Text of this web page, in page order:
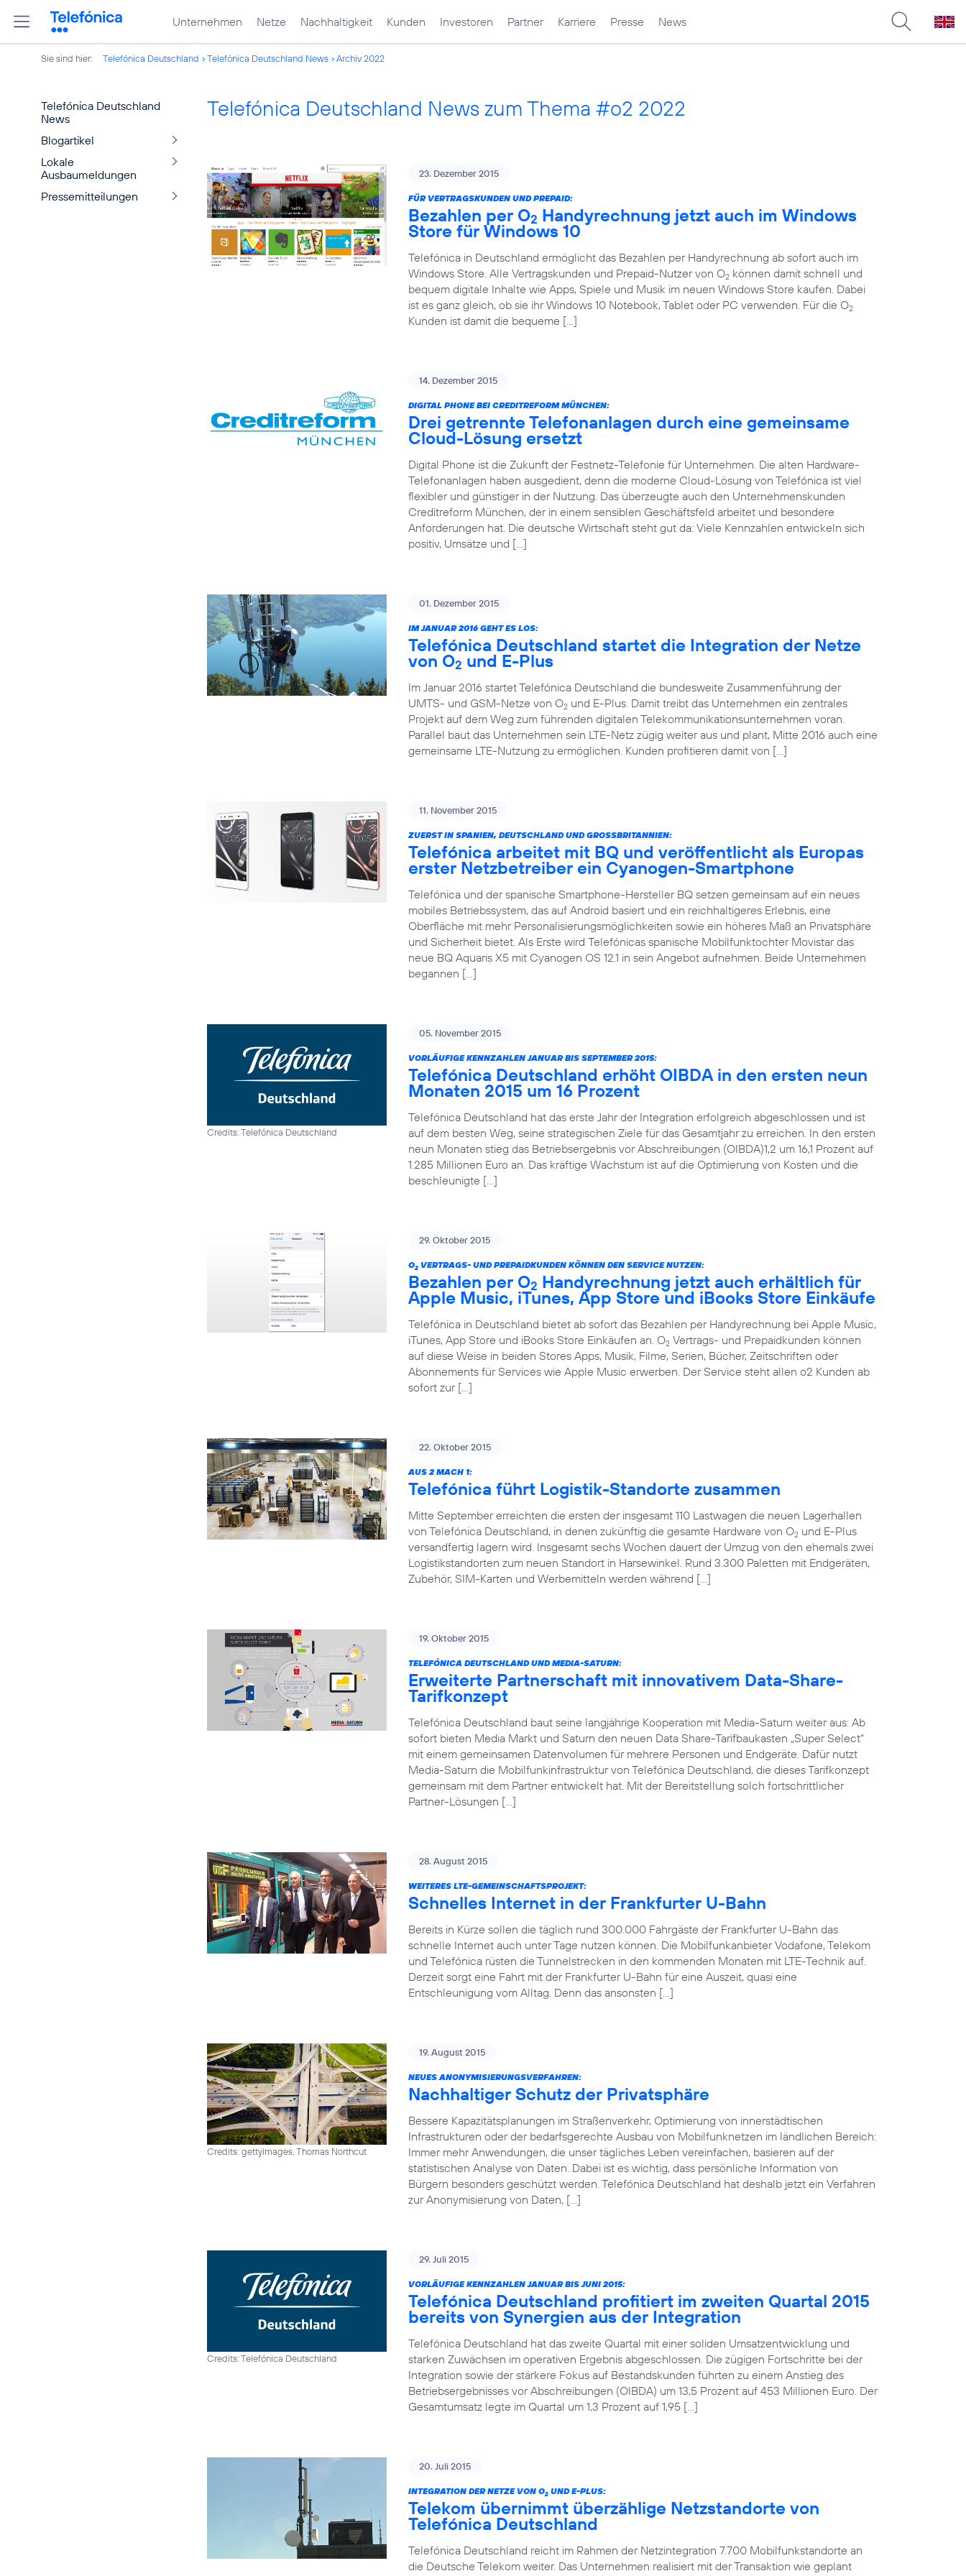
Unternehmen Netze Nachhaltigkeit Kunden Investoren Partner Karriere Presse News
Sie sind hier: Telefónica Deutschland Telefónica Deutschland News Archiv 2022
Telefónica Deutschland
News
Blogartikel
Lokale
Ausbaumeldungen
Pressemitteilungen
Telefónica Deutschland News zum Thema #o2 2022
23. Dezember 2015
FÜR VERTRAGSKUNDEN UND PREPAID:
Bezahlen per O2 Handyrechnung jetzt auch im Windows
Store für Windows 10
Telefónica in Deutschland ermöglicht das Bezahlen per Handyrechnung ab sofort auch im
Windows Store. Alle Vertragskunden und Prepaid-Nutzer von O2 können damit schnell und
bequem digitale Inhalte wie Apps, Spiele und Musik im neuen Windows Store kaufen. Dabei
ist es ganz gleich, ob sie ihr Windows 10 Notebook, Tablet oder PC verwenden. Für die O2
Kunden ist damit die bequeme […]
14. Dezember 2015
DIGITAL PHONE BEI CREDITREFORM MÜNCHEN:
Drei getrennte Telefonanlagen durch eine gemeinsame
Cloud-Lösung ersetzt
Digital Phone ist die Zukunft der Festnetz-Telefonie für Unternehmen. Die alten Hardware-
Telefonanlagen haben ausgedient, denn die moderne Cloud-Lösung von Telefónica ist viel
flexibler und günstiger in der Nutzung. Das überzeugte auch den Unternehmenskunden
Creditreform München, der in einem sensiblen Geschäftsfeld arbeitet und besondere
Anforderungen hat. Die deutsche Wirtschaft steht gut da: Viele Kennzahlen entwickeln sich
positiv, Umsätze und […]
01. Dezember 2015
IM JANUAR 2016 GEHT ES LOS:
Telefónica Deutschland startet die Integration der Netze
von O2 und E-Plus
Im Januar 2016 startet Telefónica Deutschland die bundesweite Zusammenführung der
UMTS- und GSM-Netze von O2 und E-Plus. Damit treibt das Unternehmen ein zentrales
Projekt auf dem Weg zum führenden digitalen Telekommunikationsunternehmen voran.
Parallel baut das Unternehmen sein LTE-Netz zügig weiter aus und plant, Mitte 2016 auch eine
gemeinsame LTE-Nutzung zu ermöglichen. Kunden profitieren damit von […]
11. November 2015
ZUERST IN SPANIEN, DEUTSCHLAND UND GROSSBRITANNIEN:
Telefónica arbeitet mit BQ und veröffentlicht als Europas
erster Netzbetreiber ein Cyanogen-Smartphone
Telefónica und der spanische Smartphone-Hersteller BQ setzen gemeinsam auf ein neues
mobiles Betriebssystem, das auf Android basiert und ein reichhaltigeres Erlebnis, eine
Oberfläche mit mehr Personalisierungsmöglichkeiten sowie ein höheres Maß an Privatsphäre
und Sicherheit bietet. Als Erste wird Telefónicas spanische Mobilfunktochter Movistar das
neue BQ Aquaris X5 mit Cyanogen OS 12.1 in sein Angebot aufnehmen. Beide Unternehmen
begannen […]
Credits: Telefónica Deutschland
05. November 2015
VORLÄUFIGE KENNZAHLEN JANUAR BIS SEPTEMBER 2015:
Telefónica Deutschland erhöht OIBDA in den ersten neun
Monaten 2015 um 16 Prozent
Telefónica Deutschland hat das erste Jahr der Integration erfolgreich abgeschlossen und ist
auf dem besten Weg, seine strategischen Ziele für das Gesamtjahr zu erreichen. In den ersten
neun Monaten stieg das Betriebsergebnis vor Abschreibungen (OIBDA)1,2 um 16,1 Prozent auf
1.285 Millionen Euro an. Das kräftige Wachstum ist auf die Optimierung von Kosten und die
beschleunigte […]
29. Oktober 2015
O2 VERTRAGS- UND PREPAIDKUNDEN KÖNNEN DEN SERVICE NUTZEN:
Bezahlen per O2 Handyrechnung jetzt auch erhältlich für
Apple Music, iTunes, App Store und iBooks Store Einkäufe
Telefónica in Deutschland bietet ab sofort das Bezahlen per Handyrechnung bei Apple Music,
iTunes, App Store und iBooks Store Einkäufen an. O2 Vertrags- und Prepaidkunden können
auf diese Weise in beiden Stores Apps, Musik, Filme, Serien, Bücher, Zeitschriften oder
Abonnements für Services wie Apple Music erwerben. Der Service steht allen o2 Kunden ab
sofort zur […]
22. Oktober 2015
AUS 2 MACH 1:
Telefónica führt Logistik-Standorte zusammen
Mitte September erreichten die ersten der insgesamt 110 Lastwagen die neuen Lagerhallen
von Telefónica Deutschland, in denen zukünftig die gesamte Hardware von O2 und E-Plus
versandfertig lagern wird. Insgesamt sechs Wochen dauert der Umzug von den ehemals zwei
Logistikstandorten zum neuen Standort in Harsewinkel. Rund 3.300 Paletten mit Endgeräten,
Zubehör, SIM-Karten und Werbemitteln werden während […]
19. Oktober 2015
TELEFÓNICA DEUTSCHLAND UND MEDIA-SATURN:
Erweiterte Partnerschaft mit innovativem Data-Share-
Tarifkonzept
Telefónica Deutschland baut seine langjährige Kooperation mit Media-Saturn weiter aus: Ab
sofort bieten Media Markt und Saturn den neuen Data Share-Tarifbaukasten „Super Select“
mit einem gemeinsamen Datenvolumen für mehrere Personen und Endgeräte. Dafür nutzt
Media-Saturn die Mobilfunkinfrastruktur von Telefónica Deutschland, die dieses Tarifkonzept
gemeinsam mit dem Partner entwickelt hat. Mit der Bereitstellung solch fortschrittlicher
Partner-Lösungen […]
28. August 2015
WEITERES LTE-GEMEINSCHAFTSPROJEKT:
Schnelles Internet in der Frankfurter U-Bahn
Bereits in Kürze sollen die täglich rund 300.000 Fahrgäste der Frankfurter U-Bahn das
schnelle Internet auch unter Tage nutzen können. Die Mobilfunkanbieter Vodafone, Telekom
und Telefónica rüsten die Tunnelstrecken in den kommenden Monaten mit LTE-Technik auf.
Derzeit sorgt eine Fahrt mit der Frankfurter U-Bahn für eine Auszeit, quasi eine
Entschleunigung vom Alltag. Denn das ansonsten […]
Credits: gettyimages, Thomas Northcut
19. August 2015
NEUES ANONYMISIERUNGSVERFAHREN:
Nachhaltiger Schutz der Privatsphäre
Bessere Kapazitätsplanungen im Straßenverkehr, Optimierung von innerstädtischen
Infrastrukturen oder der bedarfsgerechte Ausbau von Mobilfunknetzen im ländlichen Bereich:
Immer mehr Anwendungen, die unser tägliches Leben vereinfachen, basieren auf der
statistischen Analyse von Daten. Dabei ist es wichtig, dass persönliche Information von
Bürgern besonders geschützt werden. Telefónica Deutschland hat deshalb jetzt ein Verfahren
zur Anonymisierung von Daten, […]
Credits: Telefónica Deutschland
29. Juli 2015
VORLÄUFIGE KENNZAHLEN JANUAR BIS JUNI 2015:
Telefónica Deutschland profitiert im zweiten Quartal 2015
bereits von Synergien aus der Integration
Telefónica Deutschland hat das zweite Quartal mit einer soliden Umsatzentwicklung und
starken Zuwächsen im operativen Ergebnis abgeschlossen. Die zügigen Fortschritte bei der
Integration sowie der stärkere Fokus auf Bestandskunden führten zu einem Anstieg des
Betriebsergebnisses vor Abschreibungen (OIBDA) um 13,5 Prozent auf 453 Millionen Euro. Der
Gesamtumsatz legte im Quartal um 1,3 Prozent auf 1,95 […]
20. Juli 2015
INTEGRATION DER NETZE VON O2 UND E-PLUS:
Telekom übernimmt überzählige Netzstandorte von
Telefónica Deutschland
Telefónica Deutschland reicht im Rahmen der Netzintegration 7.700 Mobilfunkstandorte an
die Deutsche Telekom weiter. Das Unternehmen realisiert mit der Transaktion wie geplant